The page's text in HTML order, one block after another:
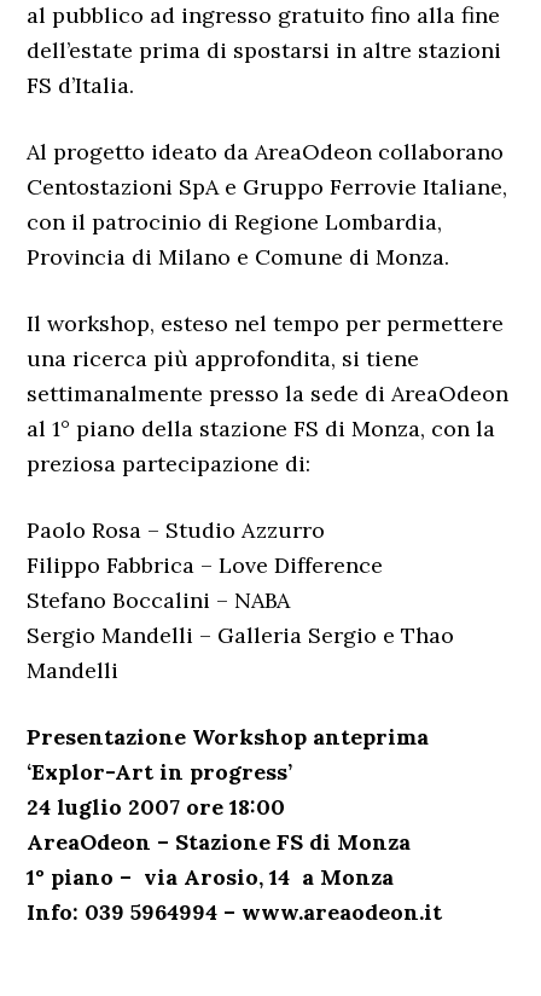
al pubblico ad ingresso gratuito fino alla fine
dell’estate prima di spostarsi in altre stazioni
FS d’Italia.
Al progetto ideato da AreaOdeon collaborano
Centostazioni SpA e Gruppo Ferrovie Italiane,
con il patrocinio di Regione Lombardia,
Provincia di Milano e Comune di Monza.
Il workshop, esteso nel tempo per permettere
una ricerca più approfondita, si tiene
settimanalmente presso la sede di AreaOdeon
al 1° piano della stazione FS di Monza, con la
preziosa partecipazione di:
Paolo Rosa – Studio Azzurro
Filippo Fabbrica – Love Difference
Stefano Boccalini – NABA
Sergio Mandelli – Galleria Sergio e Thao
Mandelli
Presentazione Workshop anteprima
‘Explor-Art in progress’
24 luglio 2007 ore 18:00
AreaOdeon – Stazione FS di Monza
1° piano – via Arosio, 14 a Monza
Info: 039 5964994 – www.areaodeon.it